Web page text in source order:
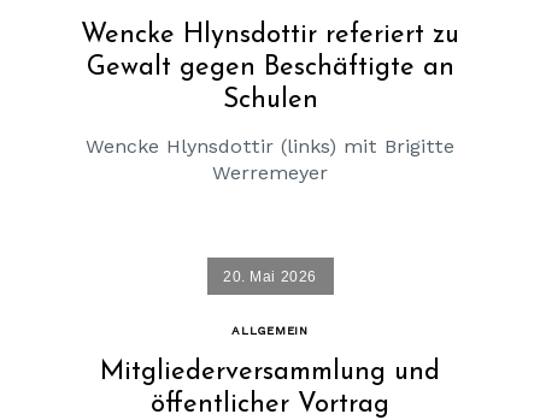
Wencke Hlynsdottir referiert zu
Gewalt gegen Beschäftigte an
Schulen
Wencke Hlynsdottir (links) mit Brigitte
Werremeyer
20. Mai 2026
ALLGEMEIN
Mitgliederversammlung und
öffentlicher Vortrag